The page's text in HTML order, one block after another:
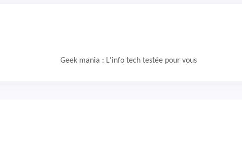
Geek mania : L'info tech testée pour vous